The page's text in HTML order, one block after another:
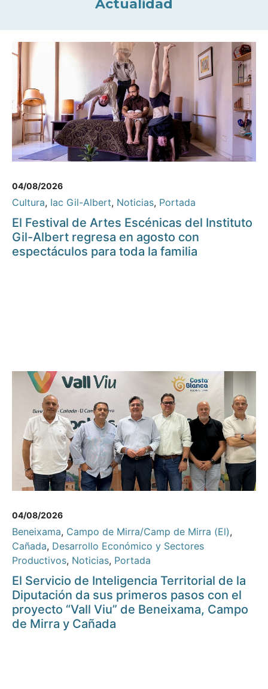
Actualidad
04/08/2026
Cultura, Iac Gil-Albert, Noticias, Portada
El Festival de Artes Escénicas del Instituto
Gil-Albert regresa en agosto con
espectáculos para toda la familia
04/08/2026
Beneixama, Campo de Mirra/Camp de Mirra (El),
Cañada, Desarrollo Económico y Sectores
Productivos, Noticias, Portada
El Servicio de Inteligencia Territorial de la
Diputación da sus primeros pasos con el
proyecto “Vall Viu” de Beneixama, Campo
de Mirra y Cañada